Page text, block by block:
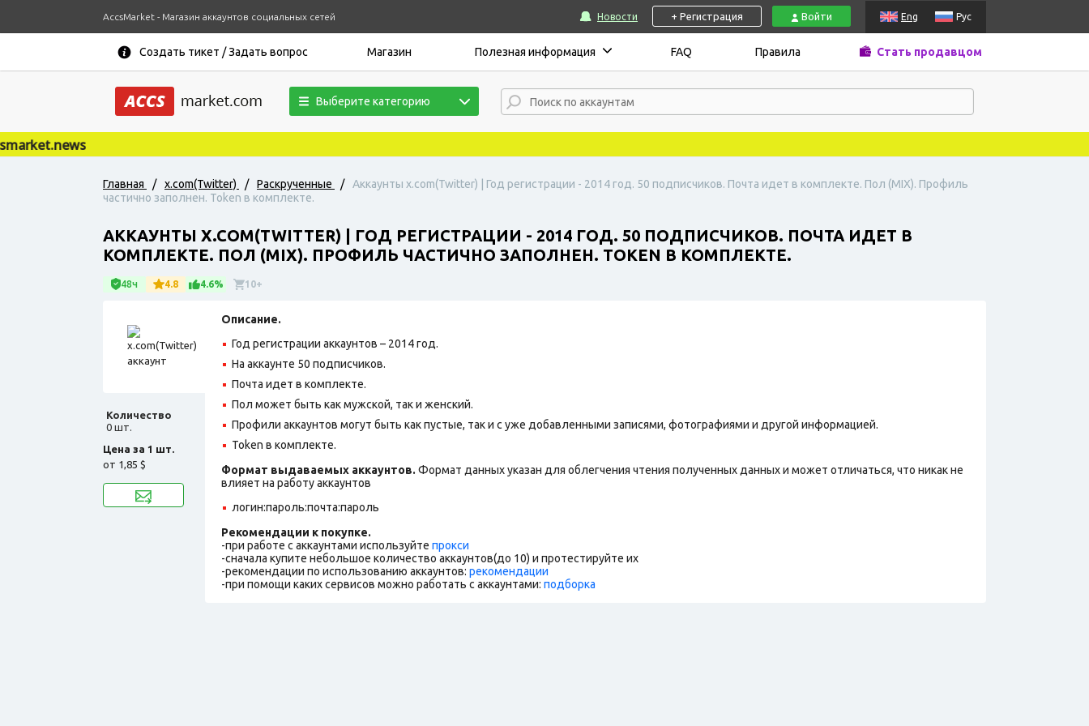
AccsMarket - Магазин аккаунтов социальных сетей Новости + Регистрация Войти Eng Рус
Создать тикет / Задать вопрос Магазин Полезная информация FAQ Правила Стать продавцом
Выберите категорию
Главная / x.com(Twitter) / Раскрученные /
Аккаунты x.com(Twitter) | Год регистрации - 2014 год. 50 подписчиков. Почта идет в комплекте. Пол (MIX). Профиль
частично заполнен. Token в комплекте.
АККАУНТЫ X.COM(TWITTER) | ГОД РЕГИСТРАЦИИ - 2014 ГОД. 50 ПОДПИСЧИКОВ. ПОЧТА ИДЕТ В
КОМПЛЕКТЕ. ПОЛ (MIX). ПРОФИЛЬ ЧАСТИЧНО ЗАПОЛНЕН. TOKEN В КОМПЛЕКТЕ.
48ч 4.8 4.6% 10+
Количество
0 шт.
Цена за 1 шт.
от 1,85 $
Описание.
Год регистрации аккаунтов – 2014 год.
На аккаунте 50 подписчиков.
Почта идет в комплекте.
Пол может быть как мужской, так и женский.
Профили аккаунтов могут быть как пустые, так и с уже добавленными записями, фотографиями и другой информацией.
Token в комплекте.
Формат выдаваемых аккаунтов. Формат данных указан для облегчения чтения полученных данных и может отличаться, что никак не
влияет на работу аккаунтов
логин:пароль:почта:пароль
Рекомендации к покупке.
-при работе с аккаунтами используйте прокси
-сначала купите небольшое количество аккаунтов(до 10) и протестируйте их
-рекомендации по использованию аккаунтов: рекомендации
-при помощи каких сервисов можно работать с аккаунтами: подборка